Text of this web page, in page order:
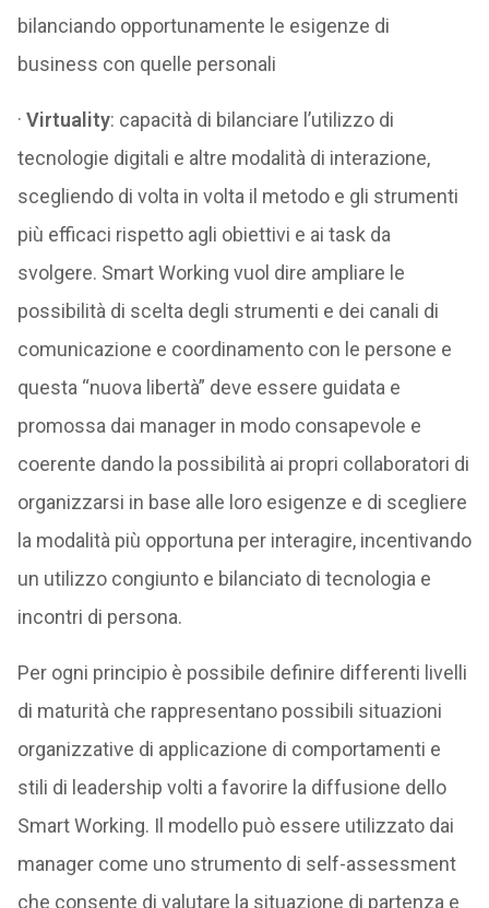
bilanciando opportunamente le esigenze di
business con quelle personali
· Virtuality: capacità di bilanciare l’utilizzo di
tecnologie digitali e altre modalità di interazione,
scegliendo di volta in volta il metodo e gli strumenti
più efficaci rispetto agli obiettivi e ai task da
svolgere. Smart Working vuol dire ampliare le
possibilità di scelta degli strumenti e dei canali di
comunicazione e coordinamento con le persone e
questa “nuova libertà” deve essere guidata e
promossa dai manager in modo consapevole e
coerente dando la possibilità ai propri collaboratori di
organizzarsi in base alle loro esigenze e di scegliere
la modalità più opportuna per interagire, incentivando
un utilizzo congiunto e bilanciato di tecnologia e
incontri di persona.
Per ogni principio è possibile definire differenti livelli
di maturità che rappresentano possibili situazioni
organizzative di applicazione di comportamenti e
stili di leadership volti a favorire la diffusione dello
Smart Working. Il modello può essere utilizzato dai
manager come uno strumento di self-assessment
che consente di valutare la situazione di partenza e